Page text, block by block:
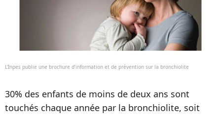
L'Inpes publie une brochure d’information et de prévention sur la bronchiolite
30% des enfants de moins de deux ans sont
touchés chaque année par la bronchiolite, soit